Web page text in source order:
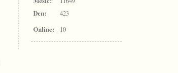
Online: 10
Den:
423